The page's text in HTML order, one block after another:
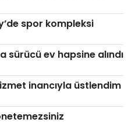
spor kompleksi
sürücü ev hapsine alındı
inancıyla üstlendim